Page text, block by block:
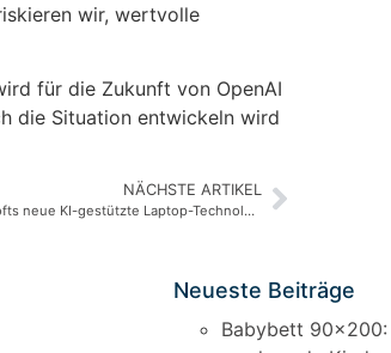
wir, wertvolle
für die Zukunft von OpenAI
die Situation entwickeln wird
NÄCHSTE ARTIKEL
Entdecken Sie den Copilot+ PC: Microsofts neue KI-gestützte Laptop-Technologie
Neueste Beiträge
Babybett